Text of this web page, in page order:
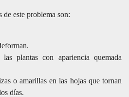
de este problema son:
plantas con apariencia quemada
o amarillas en las hojas que tornan
días.